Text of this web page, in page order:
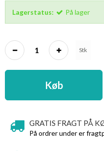
Lagerstatus: På lager
Stk
Køb
GRATIS FRAGT PÅ
På ordrer under er